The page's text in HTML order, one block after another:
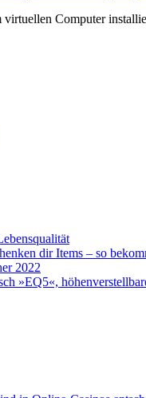
Computer
dir Items – so
2022
»EQ5«,